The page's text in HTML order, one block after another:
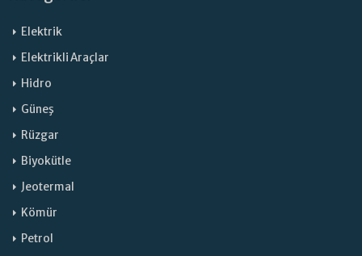
Elektrik
Elektrikli Araçlar
Hidro
Güneş
Rüzgar
Biyokütle
Jeotermal
Kömür
Petrol